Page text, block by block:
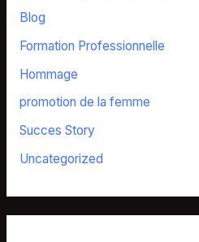
Blog
Formation Professionnelle
Hommage
promotion de la femme
Succes Story
Uncategorized